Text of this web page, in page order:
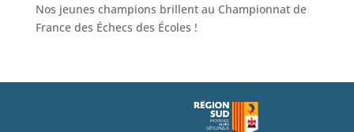
Nos jeunes champions brillent au Championnat de
France des Échecs des Écoles !